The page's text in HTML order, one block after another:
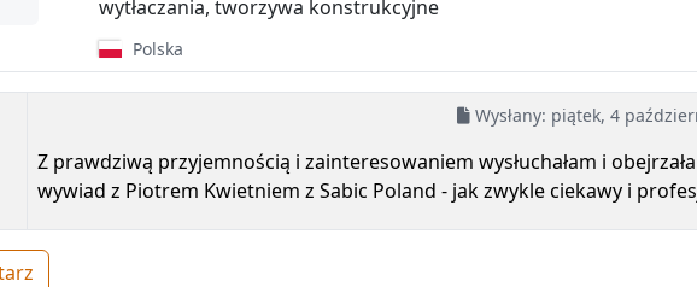
wytłaczania, tworzywa konstrukcyjne
Polska
Wysłany: piątek, 4
Z prawdziwą przyjemnością i zainteresowaniem wysłuchałam i
wywiad z Piotrem Kwietniem z Sabic Poland - jak zwykle ciekawy i